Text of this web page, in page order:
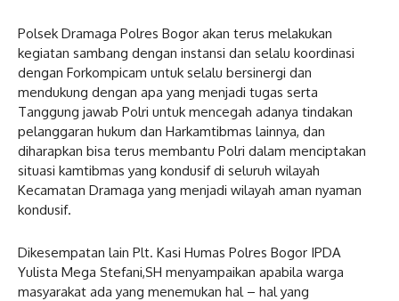
Polsek Dramaga Polres Bogor akan terus melakukan
kegiatan sambang dengan instansi dan selalu koordinasi
dengan Forkompicam untuk selalu bersinergi dan
mendukung dengan apa yang menjadi tugas serta
Tanggung jawab Polri untuk mencegah adanya tindakan
pelanggaran hukum dan Harkamtibmas lainnya, dan
diharapkan bisa terus membantu Polri dalam menciptakan
situasi kamtibmas yang kondusif di seluruh wilayah
Kecamatan Dramaga yang menjadi wilayah aman nyaman
kondusif.
Dikesempatan lain Plt. Kasi Humas Polres Bogor IPDA
Yulista Mega Stefani,SH menyampaikan apabila warga
masyarakat ada yang menemukan hal – hal yang